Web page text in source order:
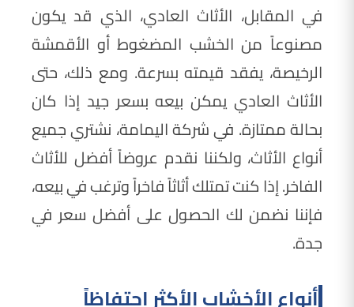
في المقابل، الأثاث العادي، الذي قد يكون
مصنوعاً من الخشب المضغوط أو الأقمشة
الرخيصة، يفقد قيمته بسرعة. ومع ذلك، حتى
الأثاث العادي يمكن بيعه بسعر جيد إذا كان
بحالة ممتازة. في شركة اليمامة، نشتري جميع
أنواع الأثاث، ولكننا نقدم عروضاً أفضل للأثاث
الفاخر. إذا كنت تمتلك أثاثاً فاخراً وترغب في بيعه،
فإننا نضمن لك الحصول على أفضل سعر في
جدة.
أنواع الأخشاب الأكثر احتفاظاً